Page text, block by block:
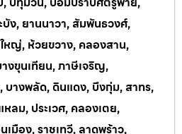
บัง, ยานนาวา, สัมพันธวงศ์,
หญ่, ห้วยขวาง, คลองสาน,
งขุนเทียน, ภาษีเจริญ,
างพลัด, ดินแดง, บึงกุ่ม, สาทร,
ลม, ประเวศ, คลองเตย,
มือง, ราชเทวี, ลาดพร้าว,